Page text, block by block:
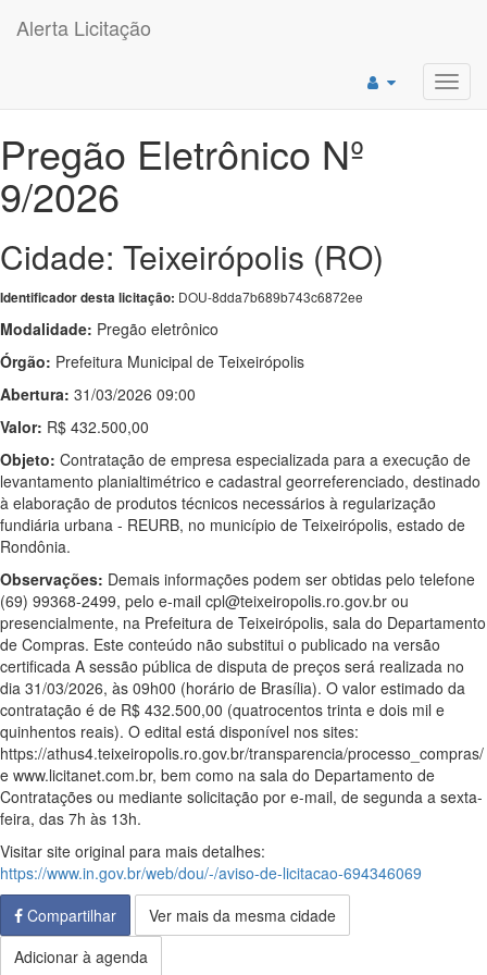
Alerta Licitação
Pregão Eletrônico Nº
9/2026
Cidade: Teixeirópolis (RO)
Identificador desta licitação: DOU-8dda7b689b743c6872ee
Modalidade: Pregão eletrônico
Órgão: Prefeitura Municipal de Teixeirópolis
Abertura: 31/03/2026 09:00
Valor: R$ 432.500,00
Objeto: Contratação de empresa especializada para a execução de
levantamento planialtimétrico e cadastral georreferenciado, destinado
à elaboração de produtos técnicos necessários à regularização
fundiária urbana - REURB, no município de Teixeirópolis, estado de
Rondônia.
Observações: Demais informações podem ser obtidas pelo telefone
(69) 99368-2499, pelo e-mail cpl@teixeiropolis.ro.gov.br ou
presencialmente, na Prefeitura de Teixeirópolis, sala do Departamento
de Compras. Este conteúdo não substitui o publicado na versão
certificada A sessão pública de disputa de preços será realizada no
dia 31/03/2026, às 09h00 (horário de Brasília). O valor estimado da
contratação é de R$ 432.500,00 (quatrocentos trinta e dois mil e
quinhentos reais). O edital está disponível nos sites:
https://athus4.teixeiropolis.ro.gov.br/transparencia/processo_compras/
e www.licitanet.com.br, bem como na sala do Departamento de
Contratações ou mediante solicitação por e-mail, de segunda a sexta-
feira, das 7h às 13h.
Visitar site original para mais detalhes:
https://www.in.gov.br/web/dou/-/aviso-de-licitacao-694346069
Compartilhar
Ver mais da mesma cidade
Adicionar à agenda